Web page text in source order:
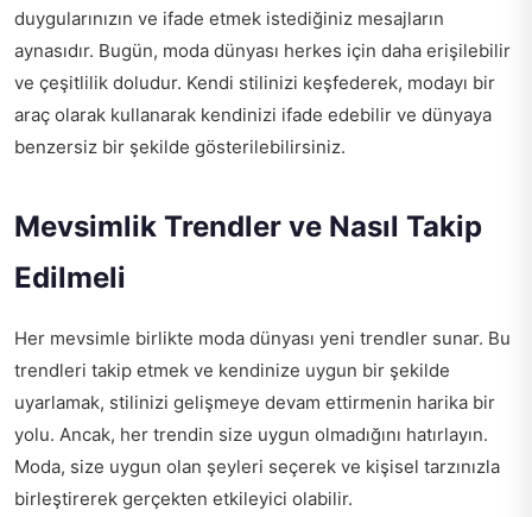
duygularınızın ve ifade etmek istediğiniz mesajların
aynasıdır. Bugün, moda dünyası herkes için daha erişilebilir
ve çeşitlilik doludur. Kendi stilinizi keşfederek, modayı bir
araç olarak kullanarak kendinizi ifade edebilir ve dünyaya
benzersiz bir şekilde gösterilebilirsiniz.
Mevsimlik Trendler ve Nasıl Takip
Edilmeli
Her mevsimle birlikte moda dünyası yeni trendler sunar. Bu
trendleri takip etmek ve kendinize uygun bir şekilde
uyarlamak, stilinizi gelişmeye devam ettirmenin harika bir
yolu. Ancak, her trendin size uygun olmadığını hatırlayın.
Moda, size uygun olan şeyleri seçerek ve kişisel tarzınızla
birleştirerek gerçekten etkileyici olabilir.